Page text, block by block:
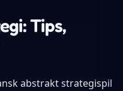
Tips,
abstrakt strategispil